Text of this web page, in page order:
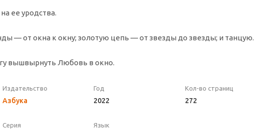
ее уродства.
— от окна к окну; золотую цепь — от звезды до звезды; и танцую.
вышвырнуть Любовь в окно.
Издательство
Азбука
Год
2022
Кол-во страниц
272
Серия Язык